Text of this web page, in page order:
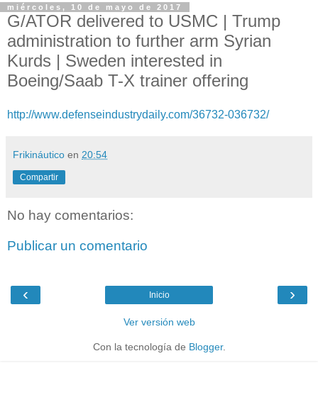
miércoles, 10 de mayo de 2017
G/ATOR delivered to USMC | Trump
administration to further arm Syrian
Kurds | Sweden interested in
Boeing/Saab T-X trainer offering
http://www.defenseindustrydaily.com/36732-036732/
Frikináutico en 20:54
Compartir
No hay comentarios:
Publicar un comentario
‹ ›
Inicio
Ver versión web
Con la tecnología de Blogger.